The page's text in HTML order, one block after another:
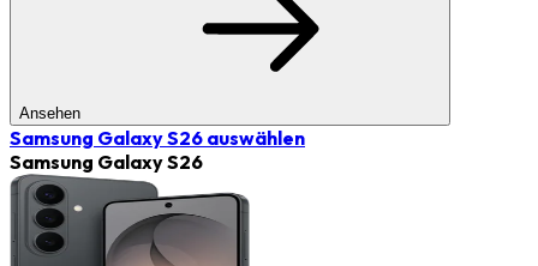
Ansehen
Samsung Galaxy S26 auswählen
Samsung Galaxy S26